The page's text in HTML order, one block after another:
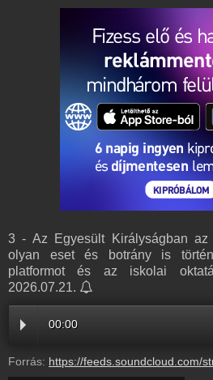
3 - Az Egyesült Királyságban az
olyan eset és botrány is
platformot és az iskolai
2026.07.21.
00:00
Forrás: https://feeds.soundcloud.com/stream/2365065518-balazsek-3-az-egyesult-kiralysagban-az-elmult-idoszakban-tobb-olyan-eset-es-botrany-is-tortent-amely-az-onlyfans-platformot-es-az-iskolai-